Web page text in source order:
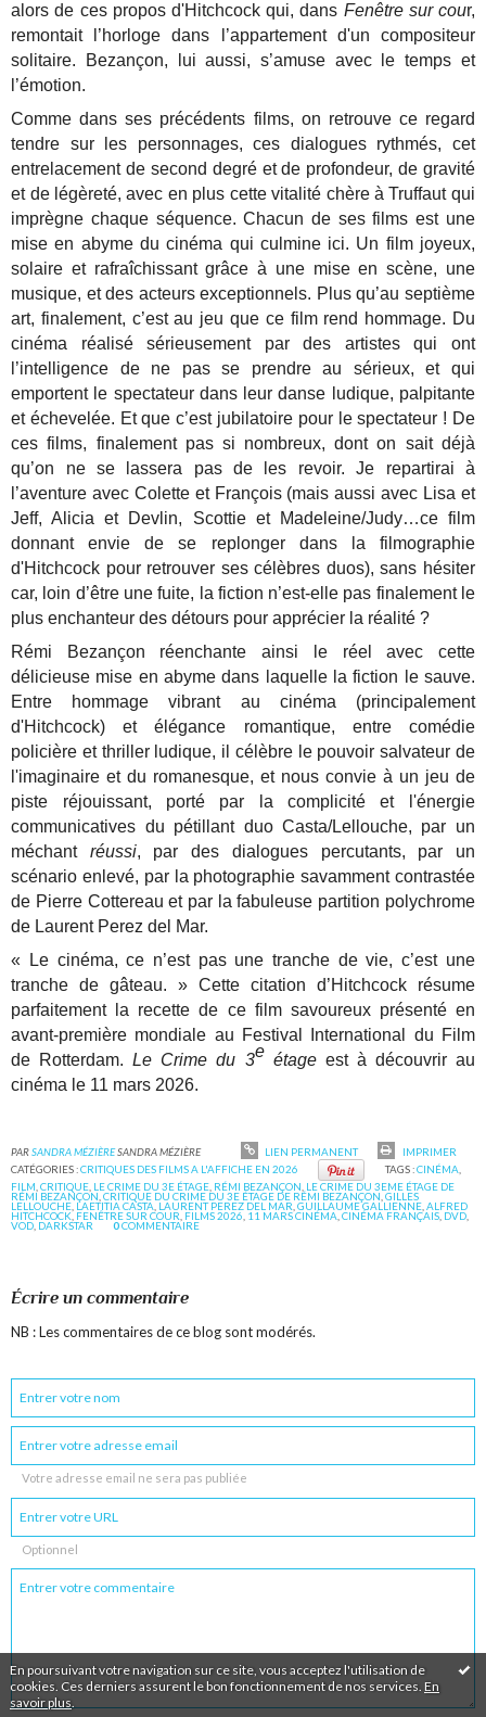
En poursuivant votre navigation sur ce site, vous acceptez l'utilisation de
cookies. Ces derniers assurent le bon fonctionnement de nos services. En
savoir plus
alors de ces propos d'Hitchcock qui, dans Fenêtre sur cour,
remontait l’horloge dans l’appartement d'un compositeur
solitaire. Bezançon, lui aussi, s’amuse avec le temps et
l’émotion.
Comme dans ses précédents films, on retrouve ce regard
tendre sur les personnages, ces dialogues rythmés, cet
entrelacement de second degré et de profondeur, de gravité
et de légèreté, avec en plus cette vitalité chère à Truffaut qui
imprègne chaque séquence. Chacun de ses films est une
mise en abyme du cinéma qui culmine ici. Un film joyeux,
solaire et rafraîchissant grâce à une mise en scène, une
musique, et des acteurs exceptionnels. Plus qu’au septième
art, finalement, c’est au jeu que ce film rend hommage. Du
cinéma réalisé sérieusement par des artistes qui ont
l’intelligence de ne pas se prendre au sérieux, et qui
emportent le spectateur dans leur danse ludique, palpitante
et échevelée. Et que c’est jubilatoire pour le spectateur ! De
ces films, finalement pas si nombreux, dont on sait déjà
qu’on ne se lassera pas de les revoir. Je repartirai à
l’aventure avec Colette et François (mais aussi avec Lisa et
Jeff, Alicia et Devlin, Scottie et Madeleine/Judy…ce film
donnant envie de se replonger dans la filmographie
d'Hitchcock pour retrouver ses célèbres duos), sans hésiter
car, loin d’être une fuite, la fiction n’est-elle pas finalement le
plus enchanteur des détours pour apprécier la réalité ?
Rémi Bezançon réenchante ainsi le réel avec cette
délicieuse mise en abyme dans laquelle la fiction le sauve.
Entre hommage vibrant au cinéma (principalement
d'Hitchcock) et élégance romantique, entre comédie
policière et thriller ludique, il célèbre le pouvoir salvateur de
l'imaginaire et du romanesque, et nous convie à un jeu de
piste réjouissant, porté par la complicité et l'énergie
communicatives du pétillant duo Casta/Lellouche, par un
méchant réussi, par des dialogues percutants, par un
scénario enlevé, par la photographie savamment contrastée
de Pierre Cottereau et par la fabuleuse partition polychrome
de Laurent Perez del Mar.
« Le cinéma, ce n’est pas une tranche de vie, c’est une
tranche de gâteau. » Cette citation d’Hitchcock résume
parfaitement la recette de ce film savoureux présenté en
avant-première mondiale au Festival International du Film
de Rotterdam.Le Crime du 3e étageest à découvrir au
cinéma le 11 mars 2026.
PARSANDRA MÉZIÈRESANDRA MÉZIÈRE LIEN PERMANENT
IMPRIMER
CATÉGORIES :CRITIQUES DES FILMS A L'AFFICHE EN 2026 TAGS :CINÉMA
FILM ,CRITIQUE LE CRIME DU 3E ÉTAGE RÉMI BEZANÇON LE CRIME DU 3EME ÉTAGE DE
RÉMI BEZANÇON ,CRITIQUE DU CRIME DU 3E ÉTAGE DE RÉMI BEZANÇON ,GILLES
LELLOUCHE LAETITIA CASTA LAURENT PEREZ DEL MAR ,GUILLAUME GALLIENNE ,ALFRED
HITCHCOCK FENÊTRE SUR COUR FILMS 2026 11 MARS CINÉMA ,CINÉMA FRANÇAIS DVD
VOD DARKSTAR 0COMMENTAIRE
Écrire un commentaire
NB : Les commentaires de ce blog sont modérés.
Votre adresse email ne sera pas publiée
Optionnel